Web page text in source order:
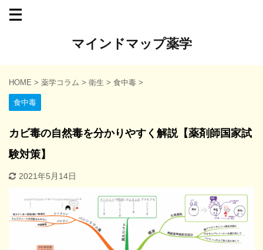
マインドマップ薬学
HOME > 薬学コラム > 衛生 > 食中毒 >
食中毒
カビ毒の自然毒を分かりやすく解説【薬剤師国家試
験対策】
2021年5月14日